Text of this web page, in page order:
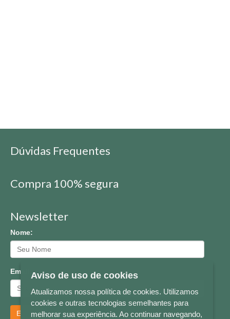
Dúvidas Frequentes
Compra 100% segura
Newsletter
Nome:
Email:
Enviar
Aviso de uso de cookies
Atualizamos nossa política de cookies. Utilizamos
cookies e outras tecnologias semelhantes para
melhorar sua experiência. Ao continuar navegando,